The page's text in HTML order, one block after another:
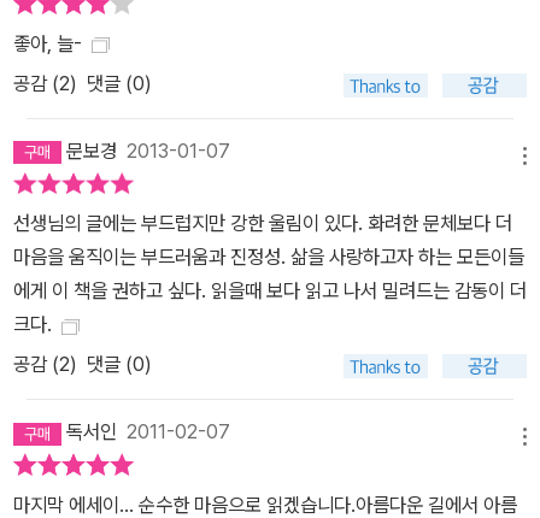
좋아, 늘-
공감 (2) 댓글 (0)
문보경 2013-01-07
선생님의 글에는 부드럽지만 강한 울림이 있다. 화려한 문체보다 더
마음을 움직이는 부드러움과 진정성. 삶을 사랑하고자 하는 모든이들
에게 이 책을 권하고 싶다. 읽을때 보다 읽고 나서 밀려드는 감동이 더
크다.
공감 (2) 댓글 (0)
독서인 2011-02-07
마지막 에세이... 순수한 마음으로 읽겠습니다.아름다운 길에서 아름